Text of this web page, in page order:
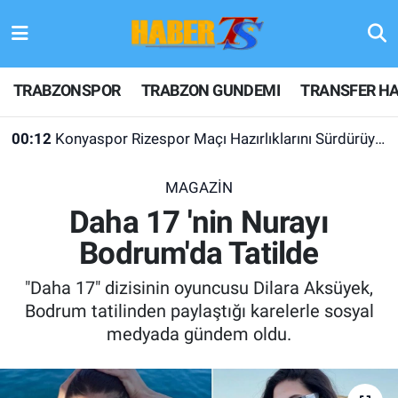
TRABZONSPOR TRABZON GUNDEMI TRANSFER
00:12 Konyaspor Rizespor Maçı Hazırlıklarını Sürdürüyor
MAGAZİN
Daha 17 'nin Nurayı
Bodrum'da Tatilde
"Daha 17" dizisinin oyuncusu Dilara Aksüyek,
Bodrum tatilinden paylaştığı karelerle sosyal
medyada gündem oldu.
TRABZONSPOR
TRABZON GUNDEMI
KULİS MEYDANI
1461 TRABZON
ALT LIGLER
Hava Durumu
Trafik Durumu
Son Dakika Haberleri
Haber Arşivi